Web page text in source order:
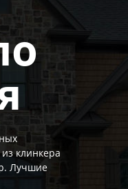
клинкера
Лучшие